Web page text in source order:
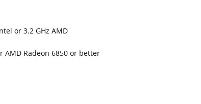
or 3.2 GHz AMD
AMD Radeon 6850 or better